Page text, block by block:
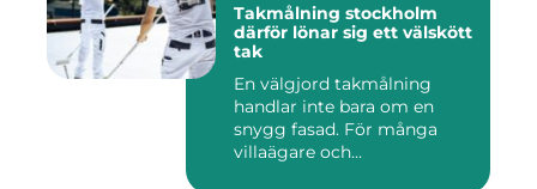
Takmålning stockholm
därför lönar sig ett välskött
tak
En välgjord takmålning
handlar inte bara om en
snygg fasad. För många
villaägare och